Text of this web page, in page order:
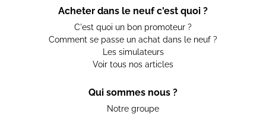
Acheter dans le neuf c'est quoi ?
C'est quoi un bon promoteur ?
Comment se passe un achat dans le neuf ?
Les simulateurs
Voir tous nos articles
Qui sommes nous ?
Notre groupe